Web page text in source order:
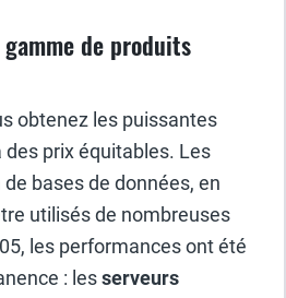
de produits
obtenez les puissantes
prix équitables. Les
bases de données, en
utilisés de nombreuses
les performances ont été
: les serveurs